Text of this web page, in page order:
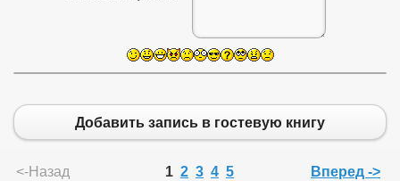
Добавить запись в гостевую книгу
<-Назад 1 2 3 4 5 Вперед ->